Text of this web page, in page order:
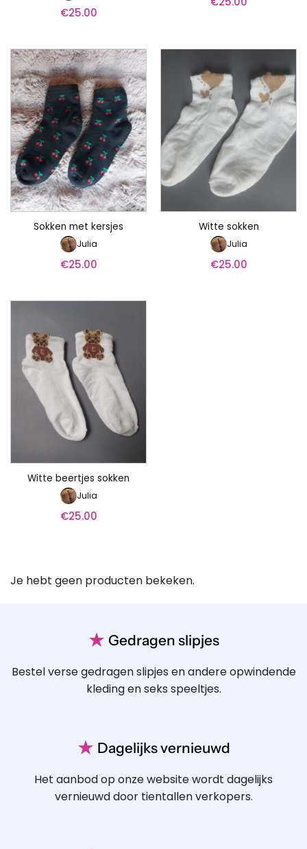
€25.00
Sokken met kersjes
Julia
€25.00
Witte sokken
Julia
€25.00
Witte beertjes sokken
Julia
€25.00
Je hebt geen producten bekeken.
★ Gedragen slipjes
Bestel verse gedragen slipjes en andere opwindende
kleding en seks speeltjes.
★ Dagelijks vernieuwd
Het aanbod op onze website wordt dagelijks
vernieuwd door tientallen verkopers.